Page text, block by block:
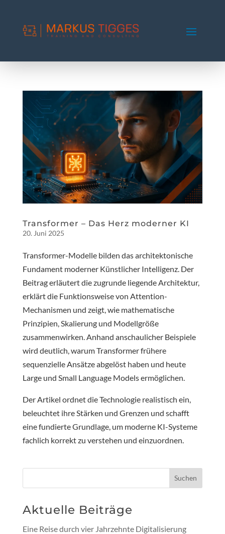
Transformer – Das Herz moderner KI
20. Juni 2025
Transformer-Modelle bilden das architektonische
Fundament moderner Künstlicher Intelligenz. Der
Beitrag erläutert die zugrunde liegende Architektur,
erklärt die Funktionsweise von Attention-
Mechanismen und zeigt, wie mathematische
Prinzipien, Skalierung und Modellgröße
zusammenwirken. Anhand anschaulicher Beispiele
wird deutlich, warum Transformer frühere
sequenzielle Ansätze abgelöst haben und heute
Large und Small Language Models ermöglichen.
Der Artikel ordnet die Technologie realistisch ein,
beleuchtet ihre Stärken und Grenzen und schafft
eine fundierte Grundlage, um moderne KI-Systeme
fachlich korrekt zu verstehen und einzuordnen.
Suchen
Aktuelle Beiträge
Eine Reise durch vier Jahrzehnte Digitalisierung